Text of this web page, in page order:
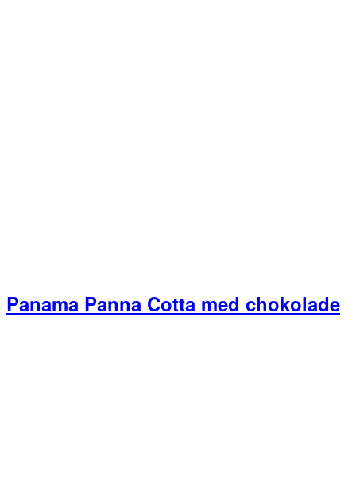
Panama Panna Cotta med chokolade